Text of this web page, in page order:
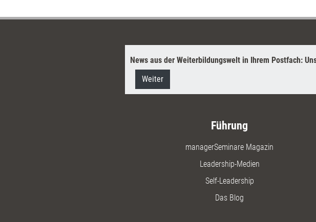
News aus der Weiterbildungswelt in Ihrem Postfach:
Weiter
Führung
managerSeminare Magazin
Leadership-Medien
Self-Leadership
Das Blog